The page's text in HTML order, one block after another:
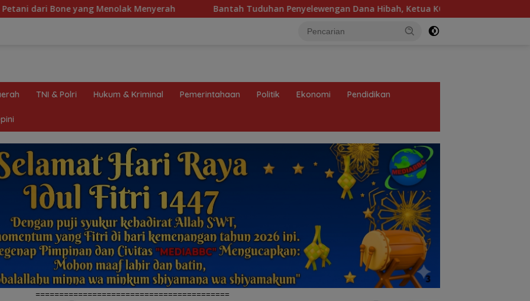
Menyerah Bantah Tuduhan Penyelewengan Dana Hibah, Ketua KONI Palembang: Seluruh Sisa Anggaran Sudah
TNI & Polri Hukum & Kriminal Pemerintahaan Politik Ekonomi Pendidikan
=========================================